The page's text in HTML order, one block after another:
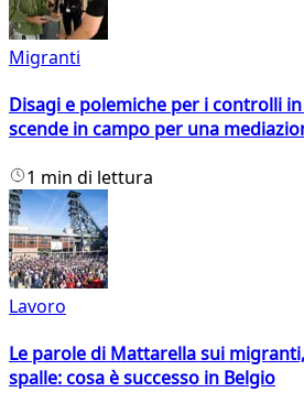
Migranti
Disagi e polemiche per i controlli
scende in campo per una
1 min di lettura
Lavoro
Le parole di Mattarella sui
spalle: cosa è successo in Belgio